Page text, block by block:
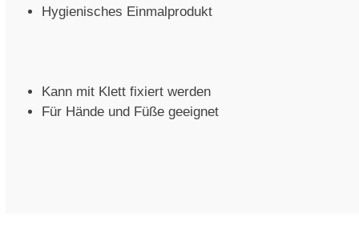
Hygienisches Einmalprodukt
Kann mit Klett fixiert werden
Für Hände und Füße geeignet